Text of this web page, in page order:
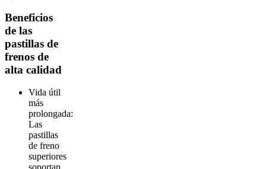
Beneficios
de las
pastillas de
frenos de
alta calidad
Vida útil
más
prolongada:
Las
pastillas
de freno
superiores